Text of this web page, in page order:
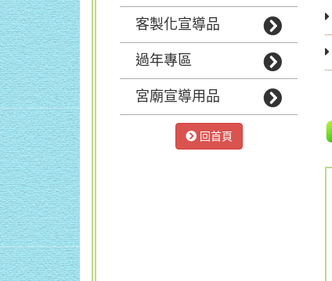
客製化宣導品
過年專區
宮廟宣導用品
回首頁